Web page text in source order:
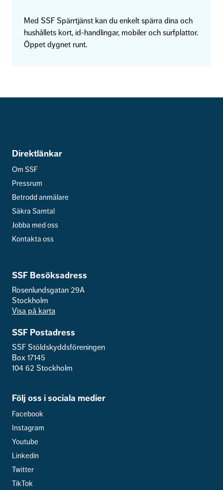
Med SSF Spärrtjänst kan du enkelt spärra dina och
hushållets kort, id-handlingar, mobiler och surfplattor.
Öppet dygnet runt.
Direktlänkar
Om SSF
Pressrum
Betrodd anmälare
Säkra Samtal
Jobba med oss
Kontakta oss
SSF Besöksadress
Rosenlundsgatan 29A
Stockholm
Visa på karta
SSF Postadress
SSF Stöldskyddsföreningen
Box 17145
104 62 Stockholm
Följ oss i sociala medier
Facebook
Instagram
Youtube
Linkedin
Twitter
TikTok